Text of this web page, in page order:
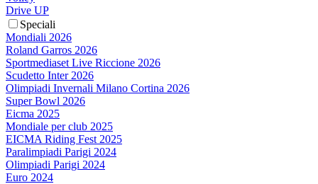
Drive UP
Speciali
Mondiali 2026
Roland Garros 2026
Sportmediaset Live Riccione 2026
Scudetto Inter 2026
Olimpiadi Invernali Milano Cortina 2026
Super Bowl 2026
Eicma 2025
Mondiale per club 2025
EICMA Riding Fest 2025
Paralimpiadi Parigi 2024
Olimpiadi Parigi 2024
Euro 2024